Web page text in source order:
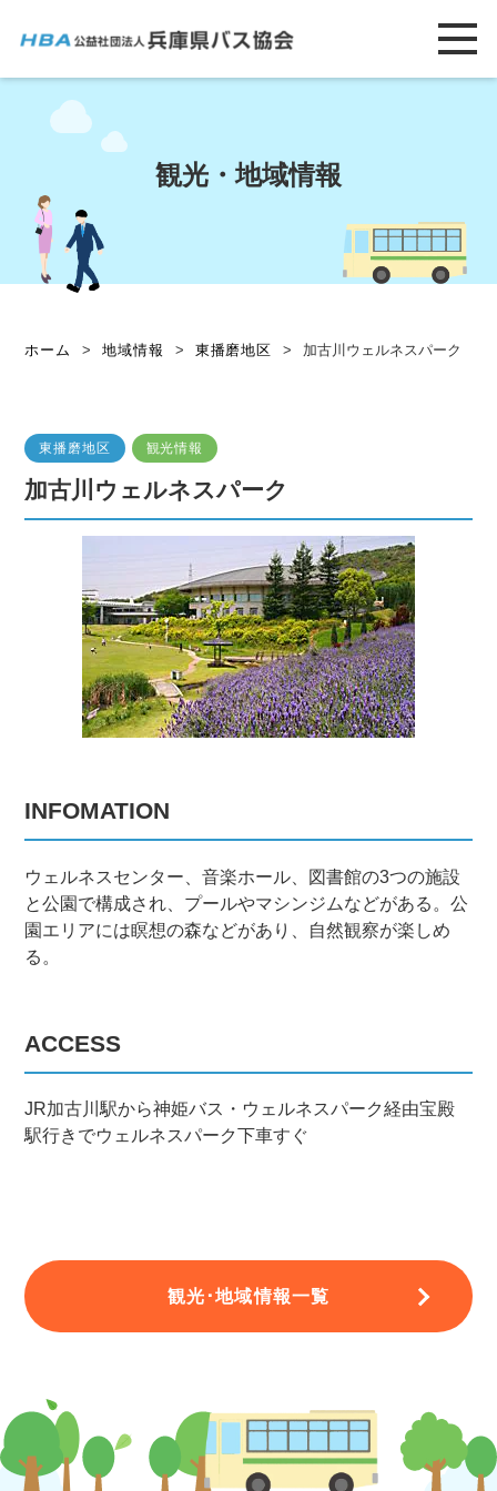
観光・地域情報
ホーム > 地域情報 > 東播磨地区 > 加古川ウェルネスパーク
加古川ウェルネスパーク
東播磨地区 観光情報
INFOMATION
ウェルネスセンター、音楽ホール、図書館の3つの施設
と公園で構成され、プールやマシンジムなどがある。公
園エリアには瞑想の森などがあり、自然観察が楽しめ
る。
ACCESS
JR加古川駅から神姫バス・ウェルネスパーク経由宝殿
駅行きでウェルネスパーク下車すぐ
観光･地域情報一覧